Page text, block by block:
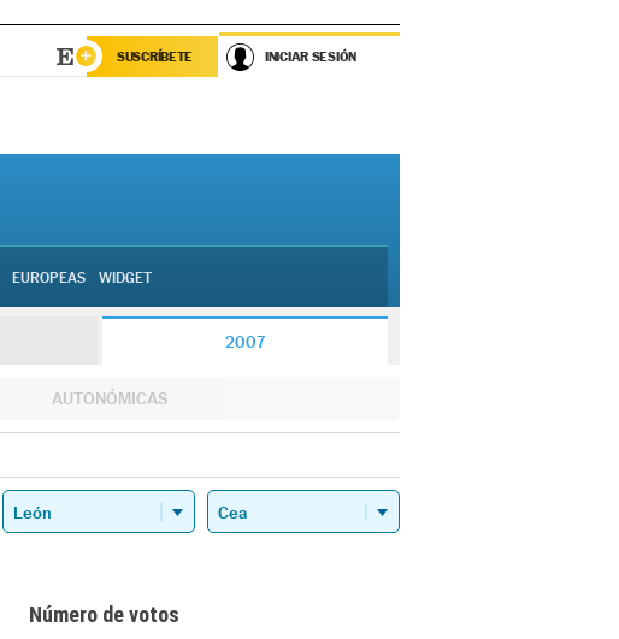
SUSCRÍBETE INICIAR SESIÓN
EUROPEAS WIDGET
2007
AUTONÓMICAS
Número de votos